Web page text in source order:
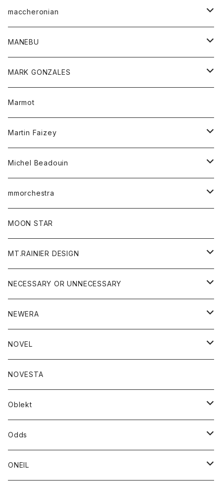
ベスト
ポロシャツ
ロングスリーブTシャツ
フリース
セーター
チュニック
ワンピース
Tシャツ
カットソー
シャツ
ロングスリーブテーシャツ
maccheronian
靴
MANEBU
靴
MARK GONZALES
トップス
Tシャツ
Marmot
Martin Faizey
ベルト
Michel Beadouin
トップス
ジャケット
ニット
パンツ
mmorchestra
帽子
MOON STAR
MT.RAINIER DESIGN
アウター
コート
ジャケット
アクセサリー
バッグ
グッズ
ウォレット
靴
トップス
ジャケット
シャツ
ボトム
ショートパンツ
パンツ
レディース
シャツ
NECESSARY OR UNNECESSARY
アウター
コート
ジャケット
アクセサリー
バッグ
ブレスレット
グッズ
靴
ストール/マフラー
トップス
シャツ
シャツジャケット
ボトム
ショートパンツ
NEWERA
帽子
NOVEL
トップス
カットソー
スエット
ボトム
NOVESTA
Oblekt
ボトム
ショートパンツ
レディース
Odds
帽子
ONEIL